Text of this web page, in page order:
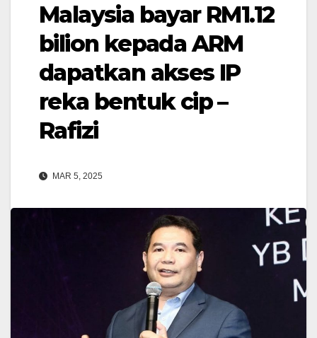
Malaysia bayar RM1.12
bilion kepada ARM
dapatkan akses IP
reka bentuk cip –
Rafizi
MAR 5, 2025